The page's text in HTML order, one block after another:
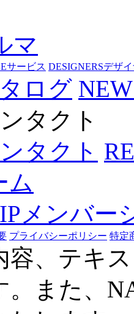
マ
サービス DESIGNERSデザ
ログ
タクト
タクト
ム
メンバー
プライバシーポリシー 特定
容、テキ
。また、